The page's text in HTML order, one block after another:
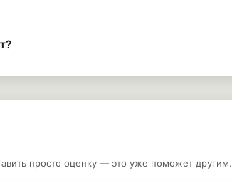
просто оценку — это уже поможет другим.